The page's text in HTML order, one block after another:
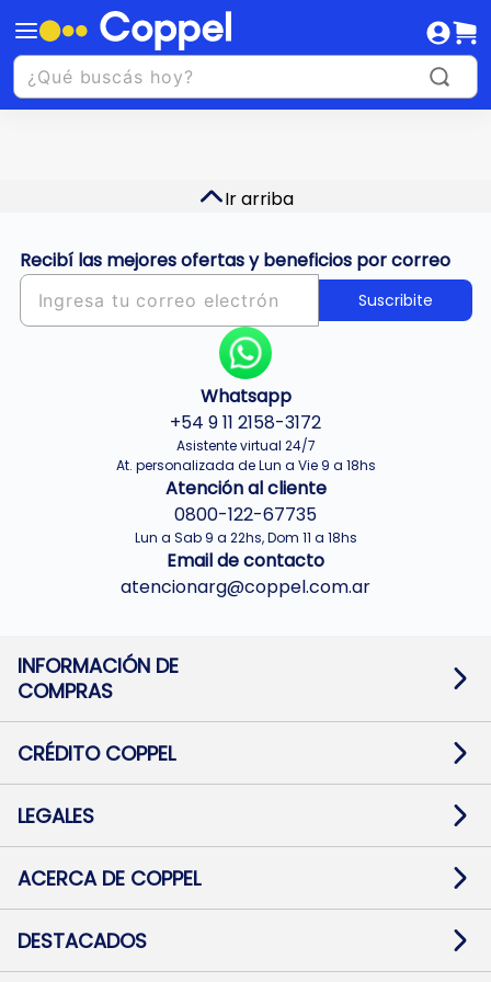
Ir arriba
Recibí las mejores ofertas y beneficios por correo
Suscribite
Whatsapp
+54 9 11 2158-3172
Asistente virtual 24/7
At. personalizada de Lun a Vie 9 a 18hs
Atención al cliente
0800-122-67735
Lun a Sab 9 a 22hs, Dom 11 a 18hs
Email de contacto
atencionarg@coppel.com.ar
INFORMACIÓN DE
COMPRAS
Términos y condiciones
Botón de arrepentimiento
Mapa de sitio
CRÉDITO COPPEL
Solicitar Crédito
Medios de Pago
Pago Fácil Online
LEGALES
Baja contratos
Defensa al consumidor CABA
ACERCA DE COPPEL
Trabajá con Nosotros
Preguntas Frecuentes
DESTACADOS